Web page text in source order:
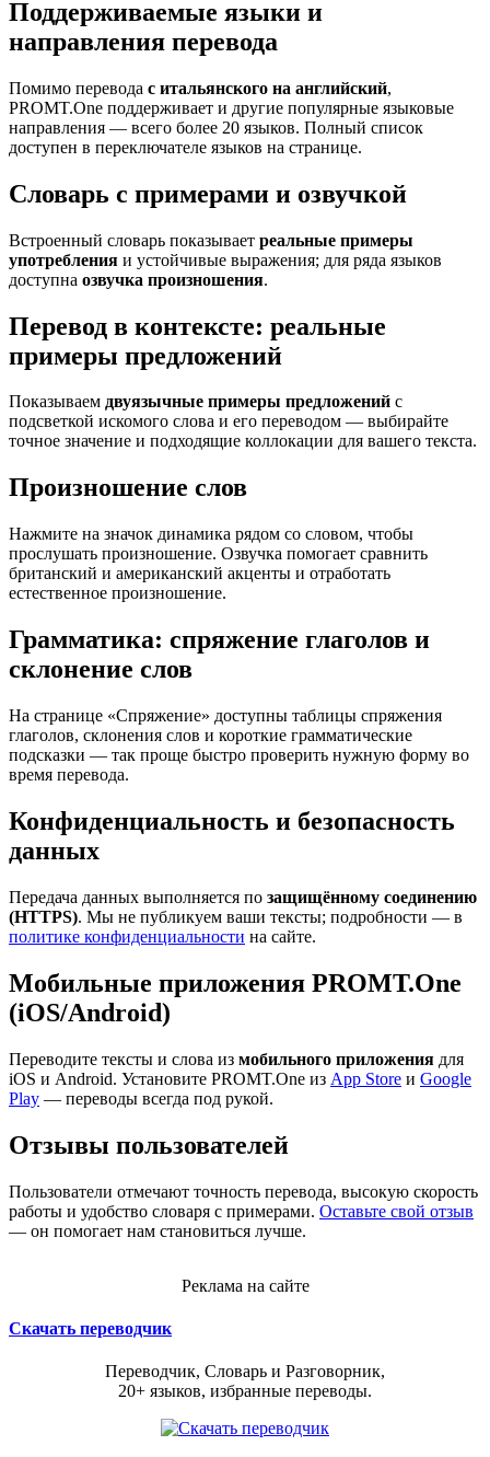
Поддерживаемые языки и
направления перевода
Помимо перевода с итальянского на английский,
PROMT.One поддерживает и другие популярные языковые
направления — всего более 20 языков. Полный список
доступен в переключателе языков на странице.
Словарь с примерами и озвучкой
Встроенный словарь показывает реальные примеры
употребления и устойчивые выражения; для ряда языков
доступна озвучка произношения.
Перевод в контексте: реальные
примеры предложений
Показываем двуязычные примеры предложений с
подсветкой искомого слова и его переводом — выбирайте
точное значение и подходящие коллокации для вашего текста.
Произношение слов
Нажмите на значок динамика рядом со словом, чтобы
прослушать произношение. Озвучка помогает сравнить
британский и американский акценты и отработать
естественное произношение.
Грамматика: спряжение глаголов и
склонение слов
На странице «Спряжение» доступны таблицы спряжения
глаголов, склонения слов и короткие грамматические
подсказки — так проще быстро проверить нужную форму во
время перевода.
Конфиденциальность и безопасность
данных
Передача данных выполняется по защищённому соединению
(HTTPS). Мы не публикуем ваши тексты; подробности — в
политике конфиденциальности на сайте.
Мобильные приложения PROMT.One
(iOS/Android)
Переводите тексты и слова из мобильного приложения для
iOS и Android. Установите PROMT.One из App Store и Google
Play — переводы всегда под рукой.
Отзывы пользователей
Пользователи отмечают точность перевода, высокую скорость
работы и удобство словаря с примерами. Оставьте свой отзыв
— он помогает нам становиться лучше.
Реклама на сайте
Скачать переводчик
Переводчик, Словарь и Разговорник,
20+ языков, избранные переводы.